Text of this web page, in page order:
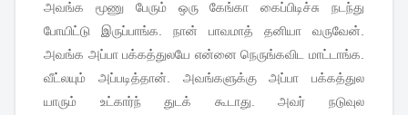
அவங்க
மூணு பேரும் ஒரு கேங்கா கைப்பிடிச்சு
நடந்து
போயிட்டு
இருப்பாங்க நான் பாவமாத் தனியா வருவேன்
அவங்க அப்பா பக்கத்துலயே என்னை நெருங்கவிட மாட்டாங்க
வீட்லயும்
அப்படித்தான் அவங்களுக்கு அப்பா
பக்கத்துல
யாரும்
உட்கார்ந் துடக் கூடாது .அவர்
நடுவுல